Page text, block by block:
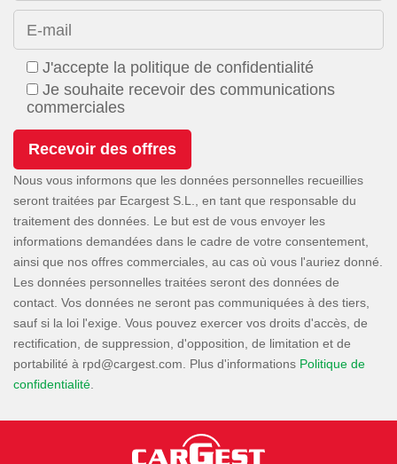
E-mail
J'accepte la politique de confidentialité
Je souhaite recevoir des communications
commerciales
Nous vous informons que les données personnelles recueillies
seront traitées par Ecargest S.L., en tant que responsable du
traitement des données. Le but est de vous envoyer les
informations demandées dans le cadre de votre consentement,
ainsi que nos offres commerciales, au cas où vous l'auriez donné.
Les données personnelles traitées seront des données de
contact. Vos données ne seront pas communiquées à des tiers,
sauf si la loi l'exige. Vous pouvez exercer vos droits d'accès, de
rectification, de suppression, d'opposition, de limitation et de
portabilité à
. Plus d'informations Politique de
confidentialité